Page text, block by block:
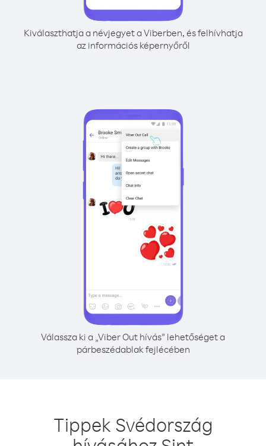
Kiválaszthatja a névjegyet a Viberben, és felhívhatja
az információs képernyőről
Válassza ki a „Viber Out hívás” lehetőséget a
párbeszédablak fejlécében
Tippek Svédország